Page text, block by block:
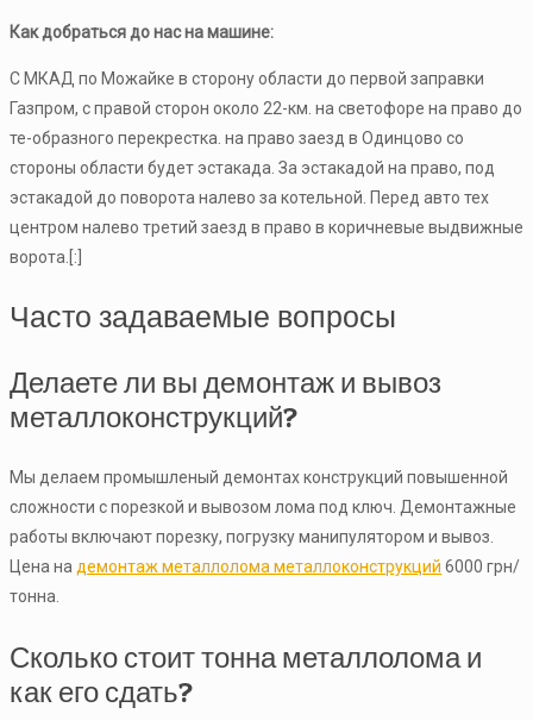
Как добраться до нас на машине:
С МКАД по Можайке в сторону области до первой заправки
Газпром, с правой сторон около 22-км. на светофоре на право до
те-образного перекрестка. на право заезд в Одинцово со
стороны области будет эстакада. За эстакадой на право, под
эстакадой до поворота налево за котельной. Перед авто тех
центром налево третий заезд в право в коричневые выдвижные
ворота.[:]
Часто задаваемые вопросы
Делаете ли вы демонтаж и вывоз
металлоконструкций?
Мы делаем промышленый демонтах конструкций повышенной
сложности с порезкой и вывозом лома под ключ. Демонтажные
работы включают порезку, погрузку манипулятором и вывоз.
Цена надемонтаж металлолома металлоконструкций 6000 грн/
тонна.
Сколько стоит тонна металлолома и
как его сдать?